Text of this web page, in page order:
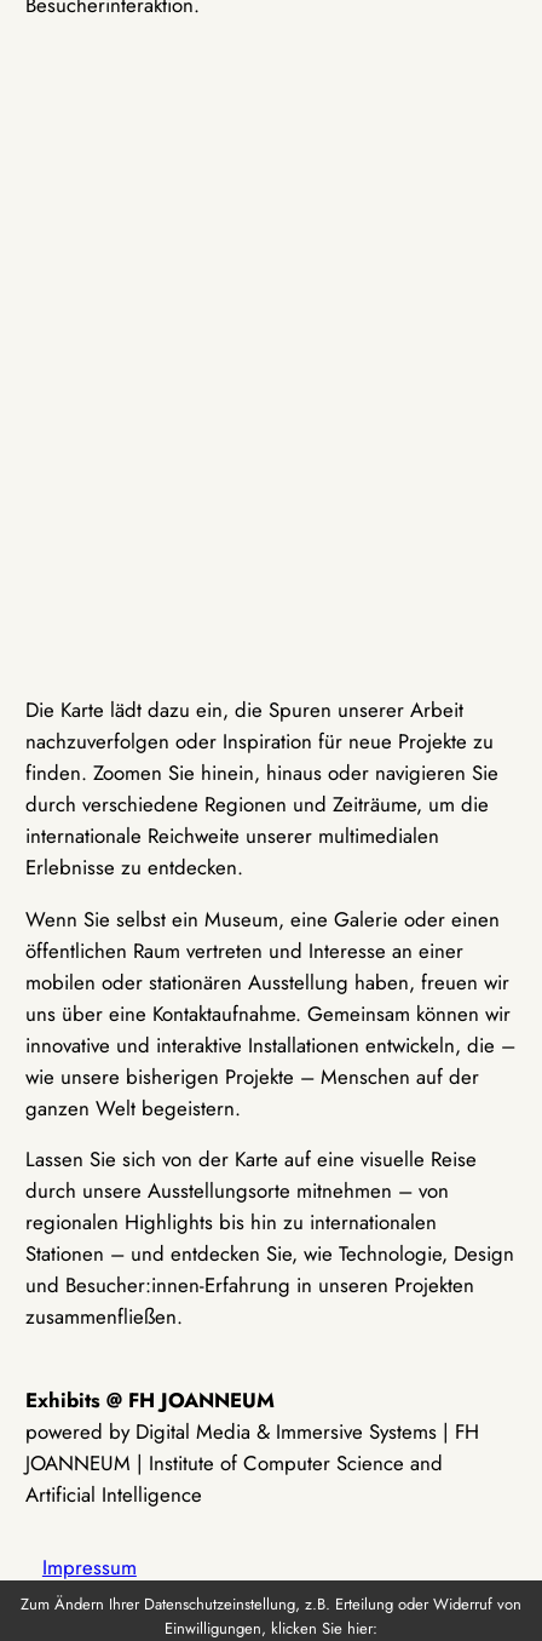
Die Karte lädt dazu ein, die Spuren unserer Arbeit
nachzuverfolgen oder Inspiration für neue Projekte zu
finden. Zoomen Sie hinein, hinaus oder navigieren Sie
durch verschiedene Regionen und Zeiträume, um die
internationale Reichweite unserer multimedialen
Erlebnisse zu entdecken.
Wenn Sie selbst ein Museum, eine Galerie oder einen
öffentlichen Raum vertreten und Interesse an einer
mobilen oder stationären Ausstellung haben, freuen wir
uns über eine Kontaktaufnahme. Gemeinsam können wir
innovative und interaktive Installationen entwickeln, die –
wie unsere bisherigen Projekte – Menschen auf der
ganzen Welt begeistern.
Lassen Sie sich von der Karte auf eine visuelle Reise
durch unsere Ausstellungsorte mitnehmen – von
regionalen Highlights bis hin zu internationalen
Stationen – und entdecken Sie, wie Technologie, Design
und Besucher:innen-Erfahrung in unseren Projekten
zusammenfließen.
Exhibits @ FH JOANNEUM
powered by Digital Media & Immersive Systems | FH
JOANNEUM | Institute of Computer Science and
Artificial Intelligence
Impressum
Zum Ändern Ihrer Datenschutzeinstellung, z.B. Erteilung oder Widerruf von
Einwilligungen, klicken Sie hier: